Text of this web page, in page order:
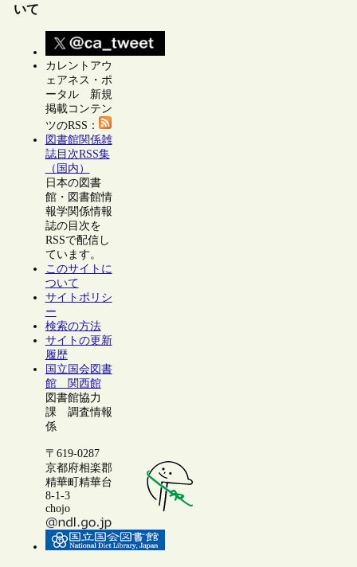
いて
カレントアウ
ェアネス・ポ
ータル 新規
掲載コンテン
ツのRSS：
図書館関係雑
誌目次RSS集
（国内）
日本の図書
館・図書館情
報学関係情報
誌の目次を
RSSで配信し
ています。
このサイトに
ついて
サイトポリシ
ー
検索の方法
サイトの更新
履歴
国立国会図書
館 関西館
図書館協力
課 調査情報
係
〒619-0287
京都府相楽郡
精華町精華台
8-1-3
chojo